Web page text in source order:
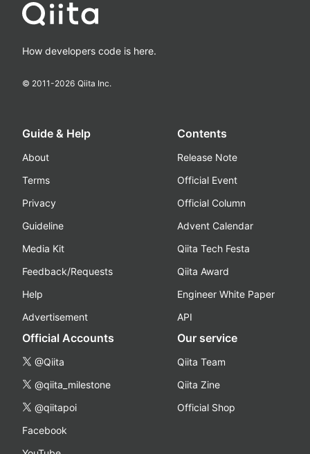
How developers code is here.
© 2011-2026 Qiita Inc.
Guide & Help
About
Terms
Privacy
Guideline
Media Kit
Feedback/Requests
Help
Advertisement
Contents
Release Note
Official Event
Official Column
Advent Calendar
Qiita Tech Festa
Qiita Award
Engineer White Paper
API
Official Accounts
@Qiita
@qiita_milestone
@qiitapoi
Facebook
Our service
Qiita Team
Qiita Zine
Official Shop